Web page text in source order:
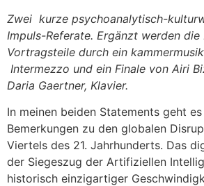
Zwei kurze psychoanalytisch-
Impuls-Referate. Ergänzt werden die
Vortragsteile durch ein
Intermezzo und ein Finale von Airi
Daria Gaertner, Klavier.
In meinen beiden Statements geht
Bemerkungen zu den globalen
Viertels des 21. Jahrhunderts. Das
der Siegeszug der Artifiziellen
historisch einzigartiger